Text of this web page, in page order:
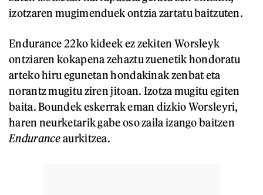
izotzaren mugimenduek ontzia zartatu baitzuten.
Endurance 22ko kideek ez zekiten Worsleyk
ontziaren kokapena zehaztu zuenetik hondoratu
arteko hiru egunetan hondakinak zenbat eta
norantz mugitu ziren jitoan. Izotza mugitu egiten
baita. Boundek eskerrak eman dizkio Worsleyri,
haren neurketarik gabe oso zaila izango baitzen
Enduranceaurkitzea.